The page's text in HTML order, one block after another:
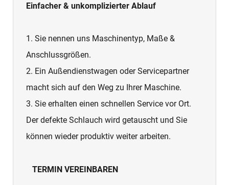
Einfacher & unkomplizierter Ablauf
1. Sie nennen uns Maschinentyp, Maße &
Anschlussgrößen.
2. Ein Außendienstwagen oder Servicepartner
macht sich auf den Weg zu Ihrer Maschine.
3. Sie erhalten einen schnellen Service vor Ort.
Der defekte Schlauch wird getauscht und Sie
können wieder produktiv weiter arbeiten.
TERMIN VEREINBAREN